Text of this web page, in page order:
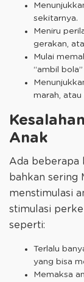
sekitarnya.
Meniru
gerakan,
Mulai
“ambil
marah,
Anak
Ada beberapa
bahkan sering
menstimulasi
stimulasi
seperti:
Terlalu
yang bisa
Memaksa